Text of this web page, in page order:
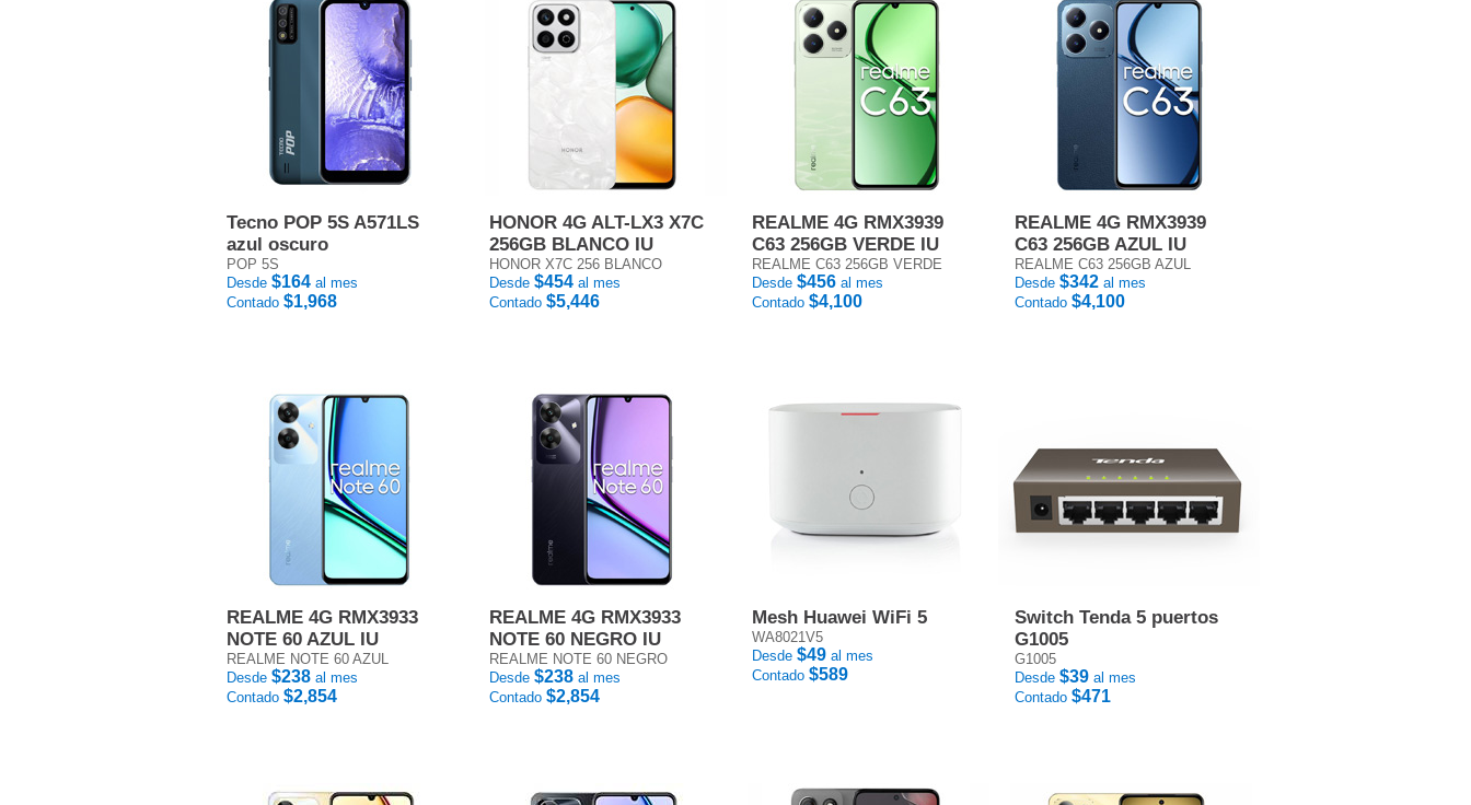
Tecno POP 5S A571LS
azul oscuro
POP 5S
Desde $164 al mes
Contado $1,968
HONOR 4G ALT-LX3 X7C
256GB BLANCO IU
HONOR X7C 256 BLANCO
Desde $454 al mes
Contado $5,446
REALME 4G RMX3939
C63 256GB VERDE IU
REALME C63 256GB VERDE
Desde $456 al mes
Contado $4,100
REALME 4G RMX3939
C63 256GB AZUL IU
REALME C63 256GB AZUL
Desde $342 al mes
Contado $4,100
REALME 4G RMX3933
NOTE 60 AZUL IU
REALME NOTE 60 AZUL
Desde $238 al mes
Contado $2,854
REALME 4G RMX3933
NOTE 60 NEGRO IU
REALME NOTE 60 NEGRO
Desde $238 al mes
Contado $2,854
Mesh Huawei WiFi 5
WA8021V5
Desde $49 al mes
Contado $589
Switch Tenda 5 puertos
G1005
G1005
Desde $39 al mes
Contado $471